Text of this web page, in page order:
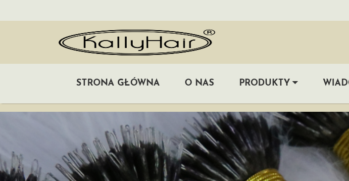
STRONA GŁÓWNA O NAS PRODUKTY